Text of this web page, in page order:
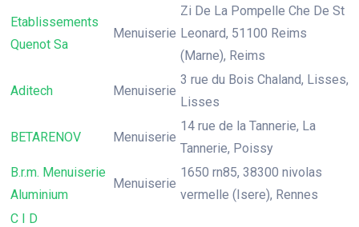
Etablissements
Quenot Sa
Menuiserie
Zi De La Pompelle Che De St
Leonard, 51100 Reims
(Marne), Reims
Aditech Menuiserie
3 rue du Bois Chaland, Lisses,
Lisses
BETARENOV Menuiserie
14 rue de la Tannerie, La
Tannerie, Poissy
B.r.m. Menuiserie
Aluminium
Menuiserie
1650 rn85, 38300 nivolas
vermelle (Isere), Rennes
C I D